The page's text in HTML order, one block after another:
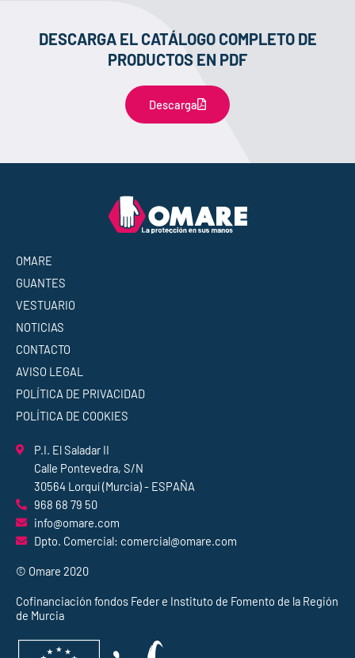
DESCARGA EL CATÁLOGO COMPLETO DE
PRODUCTOS EN PDF
Descarga
OMARE
GUANTES
VESTUARIO
NOTICIAS
CONTACTO
AVISO LEGAL
POLÍTICA DE PRIVACIDAD
POLÍTICA DE COOKIES
P.I. El Saladar II
Calle Pontevedra, S/N
30564 Lorquí (Murcia) - ESPAÑA
968 68 79 50
info@omare.com
Dpto. Comercial: comercial@omare.com
© Omare 2020
Cofinanciación fondos Feder e Instituto de Fomento de la Región
de Murcia